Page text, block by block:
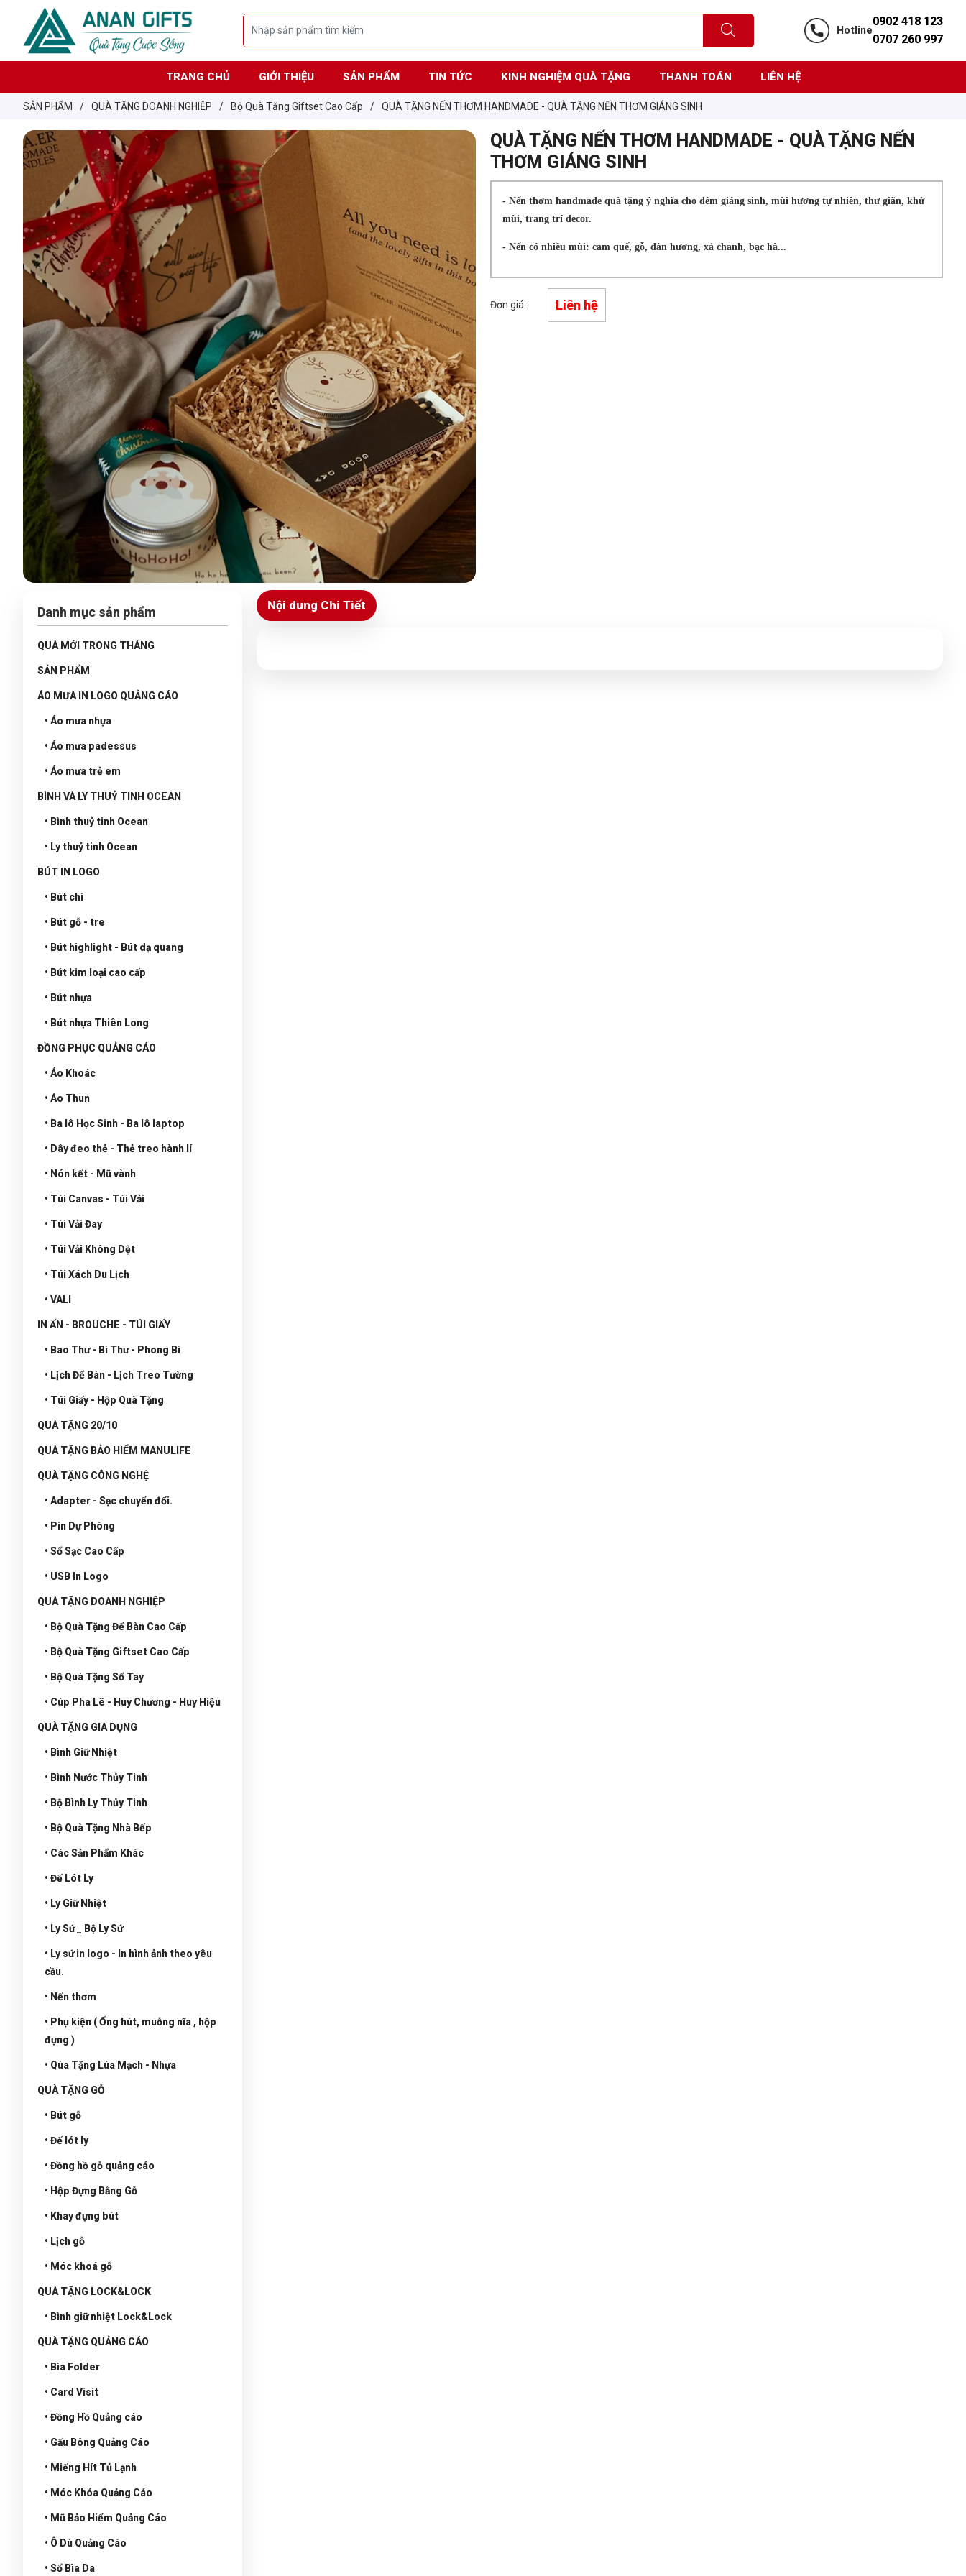
Hotline
0902 418 123
0707 260 997
TRANG CHỦ GIỚI THIỆU SẢN PHẨM TIN TỨC KINH NGHIỆM QUÀ TẶNG THANH TOÁN LIÊN HỆ
SẢN PHẨM / QUÀ TẶNG DOANH NGHIỆP / Bộ Quà Tặng Giftset Cao Cấp / QUÀ TẶNG NẾN THƠM HANDMADE - QUÀ TẶNG NẾN THƠM GIÁNG SINH
QUÀ TẶNG NẾN THƠM HANDMADE - QUÀ TẶNG NẾN
THƠM GIÁNG SINH
- Nến thơm handmade quà tặng ý nghĩa cho đêm giáng sinh, mùi hương tự nhiên, thư giãn, khử
mùi, trang trí decor.
- Nến có nhiều mùi: cam quế, gỗ, đàn hương, xả chanh, bạc hà...
Đơn giá: Liên hệ
Danh mục sản phẩm
QUÀ MỚI TRONG THÁNG
SẢN PHẨM
ÁO MƯA IN LOGO QUẢNG CÁO
• Áo mưa nhựa
• Áo mưa padessus
• Áo mưa trẻ em
BÌNH VÀ LY THUỶ TINH OCEAN
• Bình thuỷ tinh Ocean
• Ly thuỷ tinh Ocean
BÚT IN LOGO
• Bút chì
• Bút gỗ - tre
• Bút highlight - Bút dạ quang
• Bút kim loại cao cấp
• Bút nhựa
• Bút nhựa Thiên Long
ĐỒNG PHỤC QUẢNG CÁO
• Áo Khoác
• Áo Thun
• Ba lô Học Sinh - Ba lô laptop
• Dây đeo thẻ - Thẻ treo hành lí
• Nón kết - Mũ vành
• Túi Canvas - Túi Vải
• Túi Vải Đay
• Túi Vải Không Dệt
• Túi Xách Du Lịch
• VALI
IN ẤN - BROUCHE - TÚI GIẤY
• Bao Thư - Bì Thư - Phong Bì
• Lịch Để Bàn - Lịch Treo Tường
• Túi Giấy - Hộp Quà Tặng
QUÀ TẶNG 20/10
QUÀ TẶNG BẢO HIỂM MANULIFE
QUÀ TẶNG CÔNG NGHỆ
• Adapter - Sạc chuyển đổi.
• Pin Dự Phòng
• Sổ Sạc Cao Cấp
• USB In Logo
QUÀ TẶNG DOANH NGHIỆP
• Bộ Quà Tặng Để Bàn Cao Cấp
• Bộ Quà Tặng Giftset Cao Cấp
• Bộ Quà Tặng Sổ Tay
• Cúp Pha Lê - Huy Chương - Huy Hiệu
QUÀ TẶNG GIA DỤNG
• Bình Giữ Nhiệt
• Bình Nước Thủy Tinh
• Bộ Bình Ly Thủy Tinh
• Bộ Quà Tặng Nhà Bếp
• Các Sản Phẩm Khác
• Đế Lót Ly
• Ly Giữ Nhiệt
• Ly Sứ _ Bộ Ly Sứ
• Ly sứ in logo - In hình ảnh theo yêu
cầu.
• Nến thơm
• Phụ kiện ( Ống hút, muỗng nĩa , hộp
đựng )
• Qùa Tặng Lúa Mạch - Nhựa
QUÀ TẶNG GỖ
• Bút gỗ
• Đế lót ly
• Đồng hồ gỗ quảng cáo
• Hộp Đựng Bằng Gỗ
• Khay đựng bút
• Lịch gỗ
• Móc khoá gỗ
QUÀ TẶNG LOCK&LOCK
• Bình giữ nhiệt Lock&Lock
QUÀ TẶNG QUẢNG CÁO
• Bìa Folder
• Card Visit
• Đồng Hồ Quảng cáo
• Gấu Bông Quảng Cáo
• Miếng Hít Tủ Lạnh
• Móc Khóa Quảng Cáo
• Mũ Bảo Hiểm Quảng Cáo
• Ô Dù Quảng Cáo
• Sổ Bìa Da
Nội dung Chi Tiết